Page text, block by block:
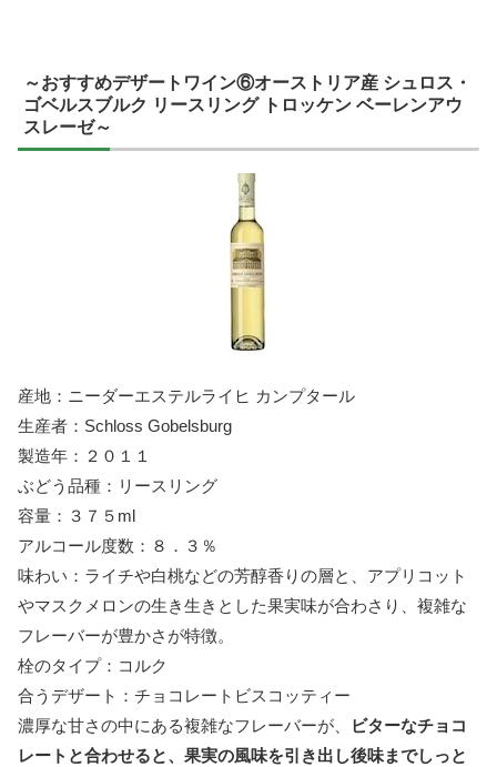
～おすすめデザートワイン⑥オーストリア産 シュロス・
ゴベルスブルク リースリング トロッケン ベーレンアウ
スレーゼ～
産地：ニーダーエステルライヒ カンプタール
生産者：Schloss Gobelsburg
製造年：２０１１
ぶどう品種：リースリング
容量：３７５ml
アルコール度数：８．３％
味わい：ライチや白桃などの芳醇香りの層と、アプリコット
やマスクメロンの生き生きとした果実味が合わさり、複雑な
フレーバーが豊かさが特徴。
栓のタイプ：コルク
合うデザート：チョコレートビスコッティー
濃厚な甘さの中にある複雑なフレーバーが、
ビターなチョコ
レートと合わせると、果実の風味を引き出し後味までしっと